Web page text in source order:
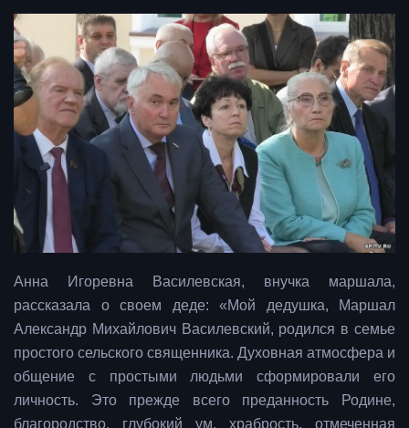
Анна Игоревна Василевская, внучка маршала,
рассказала о своем деде: «Мой дедушка, Маршал
Александр Михайлович Василевский, родился в семье
простого сельского священника. Духовная атмосфера и
общение с простыми людьми сформировали его
личность. Это прежде всего преданность Родине,
благородство, глубокий ум, храбрость, отмеченная